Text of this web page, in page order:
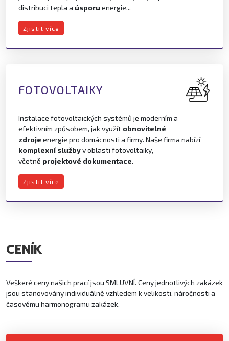
distribuci tepla a úsporu energie...
Zjistit více
FOTOVOLTAIKY
Instalace fotovoltaických systémů je moderním a
efektivním způsobem, jak využít obnovitelné
zdroje energie pro domácnosti a firmy. Naše firma nabízí
komplexní službyv oblasti fotovoltaiky,
včetně projektové dokumentace.
Zjistit více
CENÍK
Veškeré ceny našich prací jsou SMLUVNÍ. Ceny jednotlivých zakázek
jsou stanovovány individuálně vzhledem k velikosti, náročnosti a
časovému harmonogramu zakázek.